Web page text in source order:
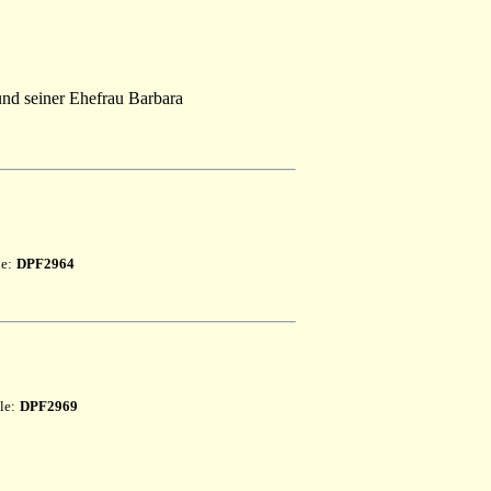
seiner Ehefrau Barbara
DPF2964
DPF2969